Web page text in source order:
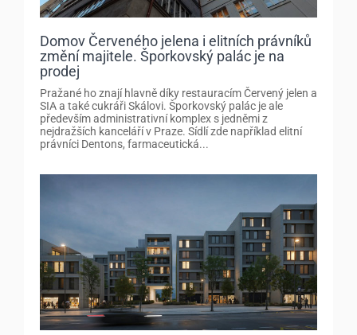
Domov Červeného jelena i elitních právníků
změní majitele. Šporkovský palác je na
prodej
Pražané ho znají hlavně díky restauracím Červený jelen a
SIA a také cukráři Skálovi. Šporkovský palác je ale
především administrativní komplex s jedněmi z
nejdražších kanceláří v Praze. Sídlí zde například elitní
právníci Dentons, farmaceutická...